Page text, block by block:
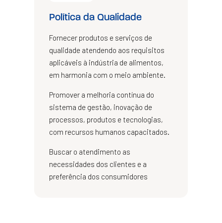
Política da Qualidade
Fornecer produtos e serviços de
qualidade atendendo aos requisitos
aplicáveis à indústria de alimentos,
em harmonia com o meio ambiente.
Promover a melhoria contínua do
sistema de gestão, inovação de
processos, produtos e tecnologias,
com recursos humanos capacitados.
Buscar o atendimento as
necessidades dos clientes e a
preferência dos consumidores